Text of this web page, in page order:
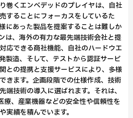
巻くエンベデッドのプレイヤは、自社
することにフォーカスをしているた
にあった製品を提案することは難しか
は、海外の有力な最先端技術会社と提
応できる商社機能、自社のハードウエ
製造、そして、テストから認証サービ
との提携と支援サービスにより、多様
きます。企画段階での仕様作成、技術
端技術の導入に選ばれます。それは、
、産業機器などの安全性や信頼性を
績を積んでいます。